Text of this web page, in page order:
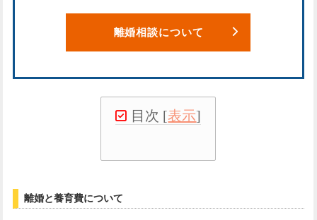
離婚相談について
目次 [表示]
離婚と養育費について